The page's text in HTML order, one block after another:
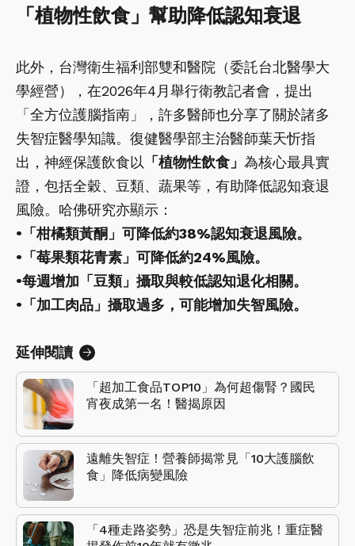
「植物性飲食」幫助降低認知衰退
此外，台灣衛生福利部雙和醫院（委託台北醫學大
學經營），在2026年4月舉行衛教記者會，提出
「全方位護腦指南」，許多醫師也分享了關於諸多
失智症醫學知識。復健醫學部主治醫師葉天忻指
出，神經保護飲食以 「植物性飲食」 為核心最具實
證，包括全穀、豆類、蔬果等，有助降低認知衰退
風險。哈佛研究亦顯示：
•「柑橘類黃酮」可降低約38%認知衰退風險。
•「莓果類花青素」可降低約24%風險。
•每週增加「豆類」攝取與較低認知退化相關。
•「加工肉品」攝取過多，可能增加失智風險。
延伸閱讀
「超加工食品TOP10」為何超傷腎？國民
宵夜成第一名！醫揭原因
遠離失智症！營養師揭常見「10大護腦飲
食」降低病變風險
「4種走路姿勢」恐是失智症前兆！重症醫